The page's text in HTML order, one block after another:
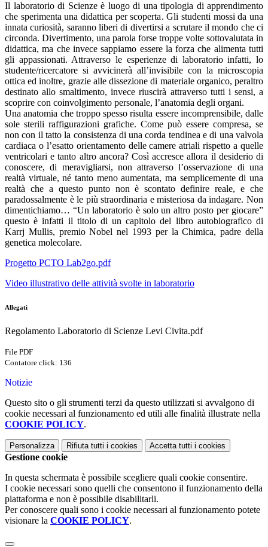
Il laboratorio di Scienze è luogo di una tipologia di apprendimento
che sperimenta una didattica per scoperta. Gli studenti mossi da una
innata curiosità, saranno liberi di divertirsi a scrutare il mondo che ci
circonda. Divertimento, una parola forse troppe volte sottovalutata in
didattica, ma che invece sappiamo essere la forza che alimenta tutti
gli appassionati. Attraverso le esperienze di laboratorio infatti, lo
studente/ricercatore si avvicinerà all’invisibile con la microscopia
ottica ed inoltre, grazie alle dissezione di materiale organico, peraltro
destinato allo smaltimento, invece riuscirà attraverso tutti i sensi, a
scoprire con coinvolgimento personale, l’anatomia degli organi.
Una anatomia che troppo spesso risulta essere incomprensibile, dalle
sole sterili raffigurazioni grafiche. Come può essere compresa, se
non con il tatto la consistenza di una corda tendinea e di una valvola
cardiaca o l’esatto orientamento delle camere atriali rispetto a quelle
ventricolari e tanto altro ancora? Così accresce allora il desiderio di
conoscere, di meravigliarsi, non attraverso l’osservazione di una
realtà virtuale, né tanto meno aumentata, ma semplicemente di una
realtà che a questo punto non è scontato definire reale, e che
paradossalmente è le più straordinaria e misteriosa da indagare. Non
dimentichiamo… “Un laboratorio è solo un altro posto per giocare”
questo è infatti il titolo di un capitolo del libro autobiografico di
Karrj Mullis, premio Nobel nel 1993 per la Chimica, padre della
genetica molecolare.
Progetto PCTO Lab2go.pdf
Video illustrativo delle attività svolte in laboratorio
Allegati
Regolamento Laboratorio di Scienze Levi Civita.pdf
File PDF
Contatore click: 136
Notizie
Questo sito o gli strumenti terzi da questo utilizzati si avvalgono di
cookie necessari al funzionamento ed utili alle finalità illustrate nella
COOKIE POLICY.
Personalizza Rifiuta tutti i cookies Accetta tutti i cookies
Gestione cookie
In questa schermata è possibile scegliere quali cookie consentire.
I cookie necessari sono quelli che consentono il funzionamento della
piattaforma e non è possibile disabilitarli.
Per conoscere quali sono i cookie necessari al funzionamento potete
visionare la COOKIE POLICY.